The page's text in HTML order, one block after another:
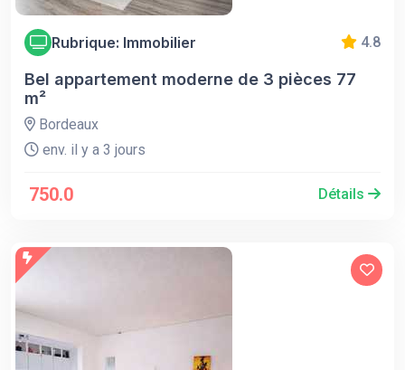
Rubrique: Immobilier 4.8
Bel appartement moderne de 3 pièces 77
m²
Bordeaux
env. il y a 3 jours
750.0 Détails